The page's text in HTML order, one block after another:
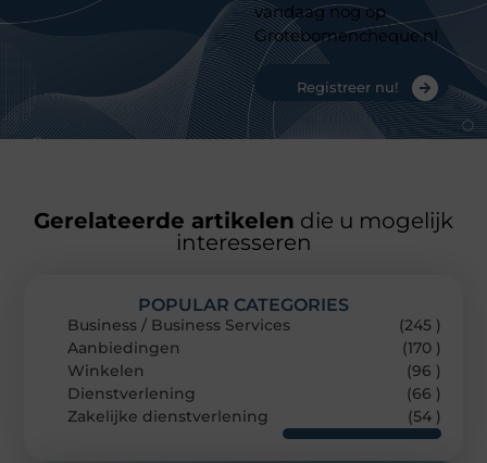
vandaag nog op
Grotebomencheque.nl
Registreer nu!
Gerelateerde artikelen die u mogelijk
interesseren
POPULAR CATEGORIES
Business / Business Services
(245 )
Aanbiedingen
(170 )
Winkelen
(96 )
Dienstverlening
(66 )
Zakelijke dienstverlening
(54 )